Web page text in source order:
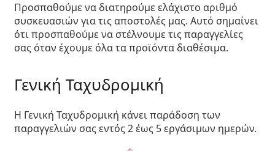
Προσπαθούμε να διατηρούμε ελάχιστο αριθμό
συσκευασιών για τις αποστολές μας. Αυτό σημαίνει
ότι προσπαθούμε να στέλνουμε τις παραγγελίες
σας όταν έχουμε όλα τα προϊόντα διαθέσιμα.
Γενική Ταχυδρομική
Η Γενική Ταχυδρομική κάνει παράδοση των
παραγγελιών σας εντός 2 έως 5 εργάσιμων ημερών.